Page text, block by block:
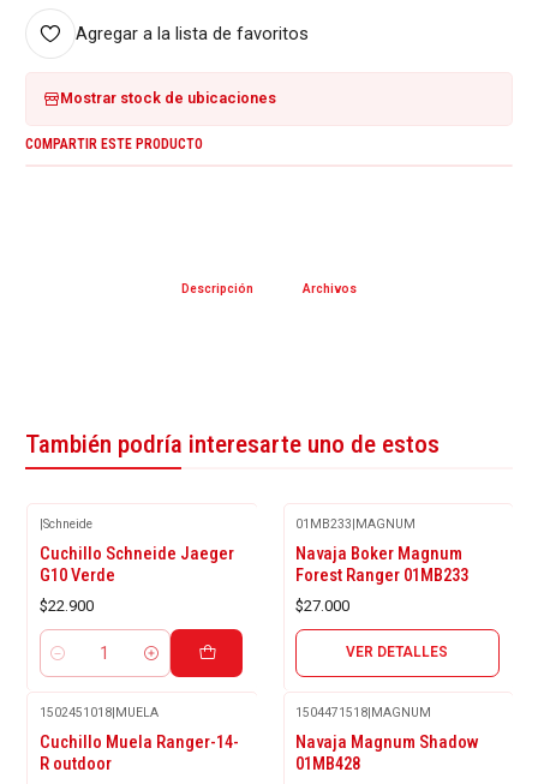
Agregar a la lista de favoritos
Mostrar stock de ubicaciones
COMPARTIR ESTE PRODUCTO
Descripción Archivos
También podría interesarte uno de estos
|Schneide
Cuchillo Schneide Jaeger
G10 Verde
$22.900
Cantidad
01MB233|MAGNUM
Navaja Boker Magnum
Forest Ranger 01MB233
$27.000
VER DETALLES
1502451018| MUELA
Cuchillo Muela Ranger-14-
R outdoor
1504471518 MAGNUM
Navaja Magnum Shadow
01MB428